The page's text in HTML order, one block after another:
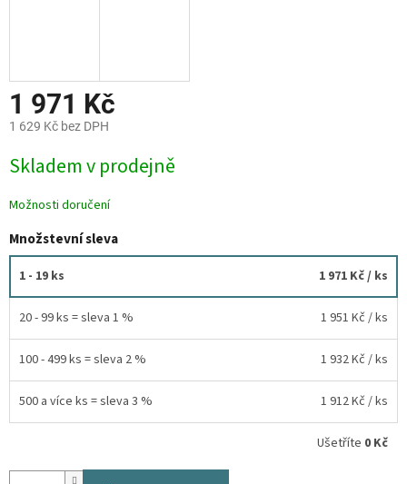
1 971 Kč
1 629 Kč bez DPH
cena:
Skladem v prodejně
Možnosti doručení
Množstevní sleva
1 - 19 ks 1 971 Kč/ ks
20 - 99 ks = sleva 1 % 1 951 Kč / ks
100 - 499 ks = sleva 2 % 1 932 Kč / ks
500 a více ks = sleva 3 % 1 912 Kč / ks
Ušetříte 0 Kč